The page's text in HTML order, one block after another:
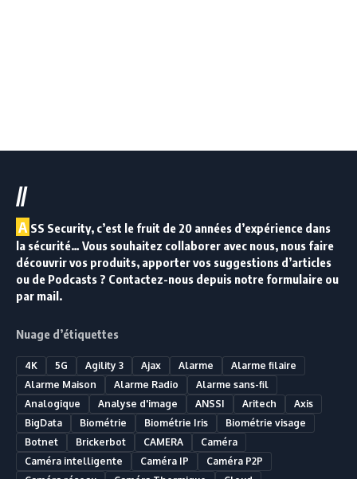
//
A SS Security, c’est le fruit de 20 années d’expérience dans
la sécurité… Vous souhaitez collaborer avec nous, nous faire
découvrir vos produits, apporter vos suggestions d’articles
ou de Podcasts ? Contactez-nous depuis notre formulaire ou
par mail.
Nuage d’étiquettes
4K 5G Agility 3 Ajax Alarme
Alarme filaire
Alarme Maison
Alarme Radio
Alarme sans-fil
Analogique
Analyse d'image ANSSI Aritech
Axis
BigData
Biométrie Biométrie Iris
Biométrie visage
Botnet
Brickerbot CAMERA
Caméra
Caméra intelligente
Caméra IP
Caméra P2P